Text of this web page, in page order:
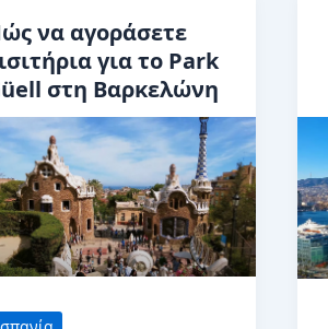
να αγοράσετε
για το Park
στη Βαρκελώνη